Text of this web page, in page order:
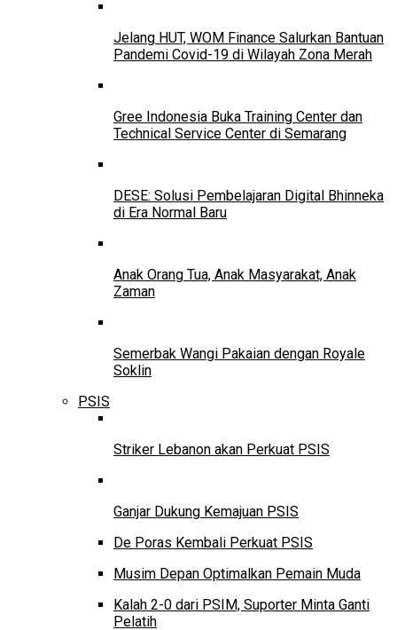
Jelang HUT, WOM Finance Salurkan Bantuan
Pandemi Covid-19 di Wilayah Zona Merah
Gree Indonesia Buka Training Center dan
Technical Service Center di Semarang
DESE: Solusi Pembelajaran Digital Bhinneka
di Era Normal Baru
Anak Orang Tua, Anak Masyarakat, Anak
Zaman
Semerbak Wangi Pakaian dengan Royale
Soklin
PSIS
Striker Lebanon akan Perkuat PSIS
Ganjar Dukung Kemajuan PSIS
De Poras Kembali Perkuat PSIS
Musim Depan Optimalkan Pemain Muda
Kalah 2-0 dari PSIM, Suporter Minta Ganti
Pelatih